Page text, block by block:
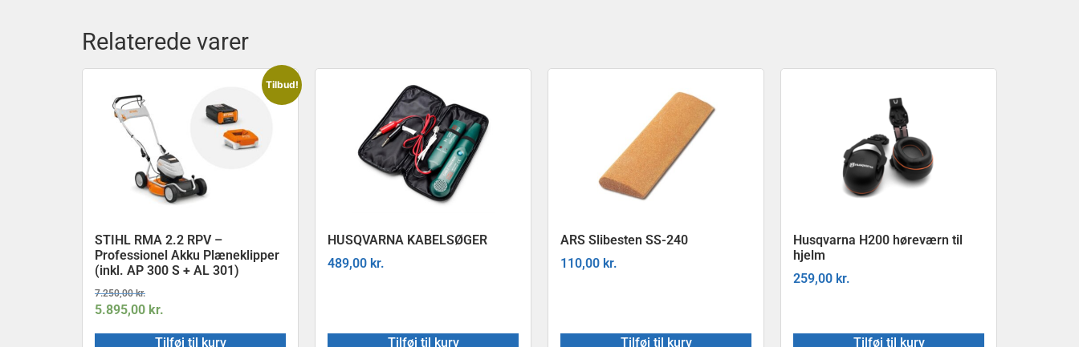
Relaterede varer
Tilbud!
STIHL RMA 2.2 RPV –
Professionel Akku Plæneklipper
(inkl. AP 300 S + AL 301)
7.250,00kr.
5.895,00 kr.
Tilføj til kurv
HUSQVARNA KABELSØGER
489,00 kr.
Tilføj til kurv
ARS Slibesten SS-240
110,00 kr.
Tilføj til kurv
Husqvarna H200 høreværn til
hjelm
259,00 kr.
Tilføj til kurv